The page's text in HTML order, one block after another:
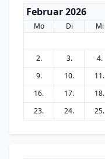
Februar 2026
Mo Di Mi
2.
3. 4.
9.
10. 11.
16.
17. 18.
23.
24. 25.